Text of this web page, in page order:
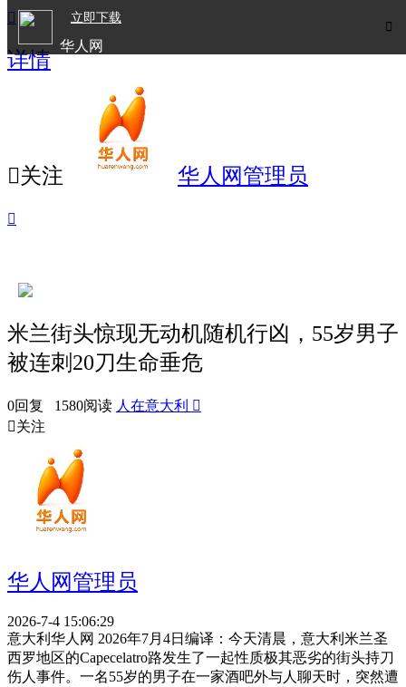

立即下载
华人网

详情
关注 华人网管理员

米兰街头惊现无动机随机行凶，55岁男子
被连刺20刀生命垂危
0回复 1580阅读 人在意大利 
关注
华人网管理员
2026-7-4 15:06:29
意大利华人网 2026年7月4日编译：今天清晨，意大利米兰圣
西罗地区的Capecelatro路发生了一起性质极其恶劣的街头持刀
伤人事件。一名55岁的男子在一家酒吧外与人聊天时，突然遭